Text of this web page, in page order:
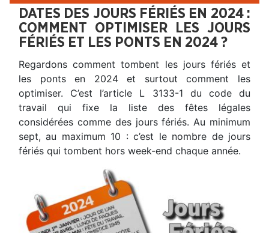
DATES DES JOURS FÉRIÉS EN 2024 :
COMMENT OPTIMISER LES JOURS
FÉRIÉS ET LES PONTS EN 2024 ?
Regardons comment tombent les jours fériés et
les ponts en 2024 et surtout comment les
optimiser. C’est l’article L 3133-1 du code du
travail qui fixe la liste des fêtes légales
considérées comme des jours fériés. Au minimum
sept, au maximum 10 : c’est le nombre de jours
fériés qui tombent hors week-end chaque année.